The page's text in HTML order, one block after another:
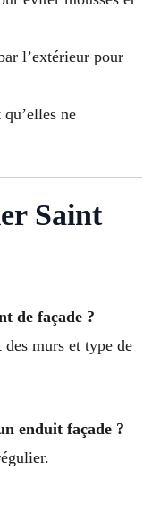
l’extérieur pour
ne
Saint
de façade ?
murs et type de
enduit façade ?